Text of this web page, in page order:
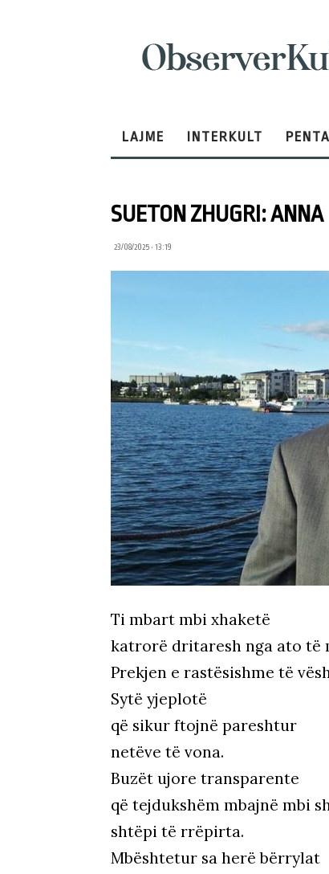
LAJME INTERKULT
SUETON ZHUGRI: ANNA
23/08/2025 • 13:19
Ti mbart mbi xhaketë
katrorë dritaresh nga ato të
Prekjen e rastësishme të
Sytë yjeplotë
që sikur ftojnë pareshtur
netëve të vona.
Buzët ujore transparente
që tejdukshëm mbajnë mbi
shtëpi të rrëpirta.
Mbështetur sa herë bërrylat